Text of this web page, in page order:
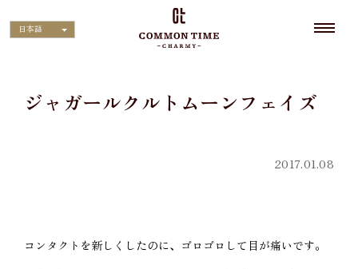
日本語
ジャガールクルトムーンフェイズ
2017.01.08
コンタクトを新しくしたのに、ゴロゴロして目が痛いです。